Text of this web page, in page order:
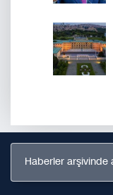
Haberler arşivinde